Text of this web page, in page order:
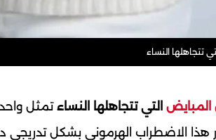
تتجاهلها النساء
التي تتجاهلها النساءتمثل
هذا الاضطراب الهرموني بشكل